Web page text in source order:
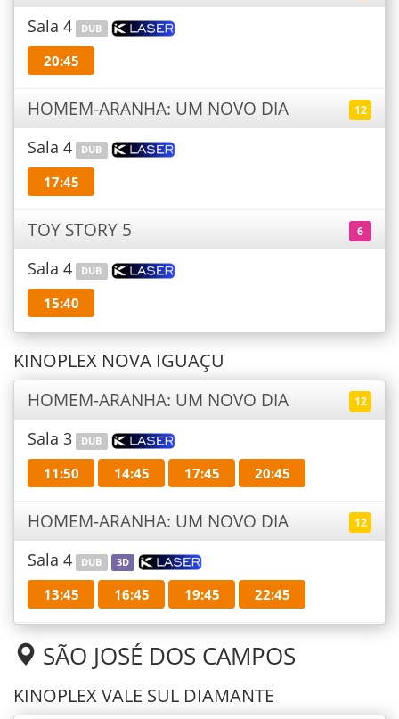
Sala 4 DUB
20:45
HOMEM-ARANHA: UM NOVO DIA 12
Sala 4 DUB
17:45
TOY STORY 5 6
Sala 4 DUB
15:40
KINOPLEX NOVA IGUAÇU
HOMEM-ARANHA: UM NOVO DIA 12
Sala 3 DUB
11:50 14:45 17:45 20:45
HOMEM-ARANHA: UM NOVO DIA 12
Sala 4 DUB 3D
13:45 16:45 19:45 22:45
SÃO JOSÉ DOS CAMPOS
KINOPLEX VALE SUL DIAMANTE